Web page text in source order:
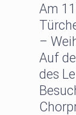
Am
–
Auf
des